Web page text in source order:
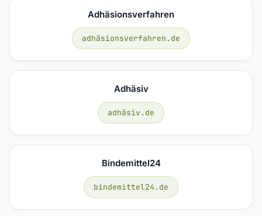
Adhäsionsverfahren
adhäsionsverfahren.de
Adhäsiv
adhäsiv.de
Bindemittel24
bindemittel24.de